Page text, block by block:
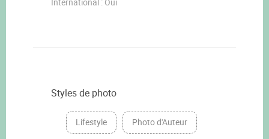
Styles de photo
Lifestyle Photo d'Auteur